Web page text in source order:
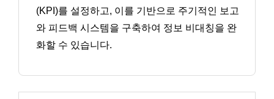
(KPI)를 설정하고, 이를 기반으로 주기적인 보고
와 피드백 시스템을 구축하여 정보 비대칭을 완
화할 수 있습니다.